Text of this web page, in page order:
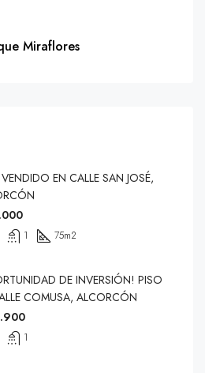
Miraflores
EN CALLE SAN JOSÉ,
1 75m2
DE INVERSIÓN! PISO
COMUSA, ALCORCÓN
1